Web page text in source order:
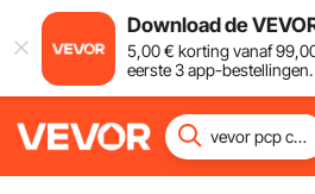
Download de
5,00€ korting vanaf99
eerste 3 app-bestellingen.